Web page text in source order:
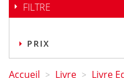
FILTRE
PRIX
Accueil > Livre > Livre